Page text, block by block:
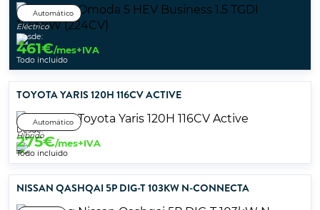
Automático
Eléctrico
Desde:
461€/mes+IVA
Todo incluido
TOYOTA YARIS 120H 116CV ACTIVE
Automático
Híbrido
Desde:
275€/mes+IVA
Todo incluido
NISSAN QASHQAI 5P DIG-T 103KW N-CONNECTA